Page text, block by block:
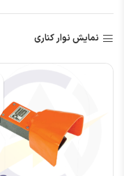
نمایش نوار کناری